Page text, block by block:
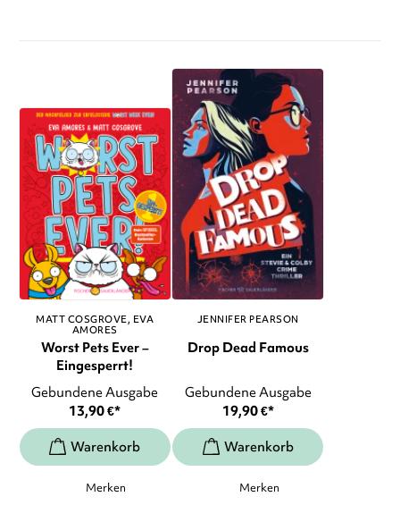
MATT COSGROVE EVA
AMORES
Worst Pets Ever –
Eingesperrt!
Gebundene Ausgabe
13,90€*
Merken
JENNIFER PEARSON
Drop Dead Famous
Gebundene Ausgabe
19,90€*
Merken